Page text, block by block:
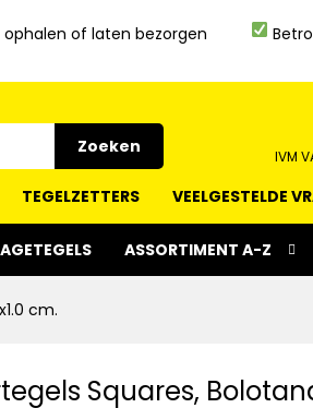
ophalen of laten bezorgen
Zoeken
IVM
TEGELZETTERS VEELGESTELDE
ASSORTIMENT A-Z
cm.
Squares,